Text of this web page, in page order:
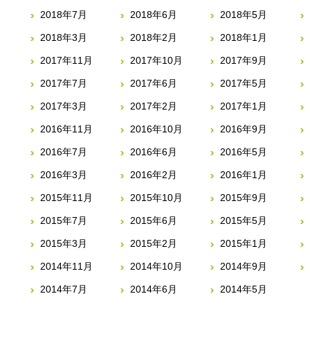
2018年7月 2018年6月 2018年5月
2018年3月 2018年2月 2018年1月
2017年11月 2017年10月 2017年9月
2017年7月 2017年6月 2017年5月
2017年3月 2017年2月 2017年1月
2016年11月 2016年10月 2016年9月
2016年7月 2016年6月 2016年5月
2016年3月 2016年2月 2016年1月
2015年11月 2015年10月 2015年9月
2015年7月 2015年6月 2015年5月
2015年3月 2015年2月 2015年1月
2014年11月 2014年10月 2014年9月
2014年7月 2014年6月 2014年5月